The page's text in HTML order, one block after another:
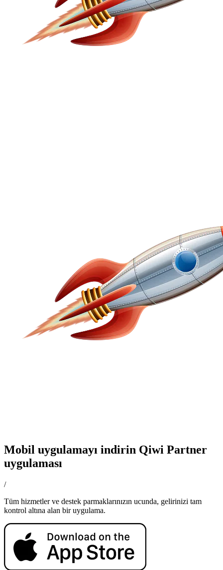
Mobil uygulamayı indirin Qiwi Partner
uygulaması
/
Tüm hizmetler ve destek parmaklarınızın ucunda, gelirinizi tam
kontrol altına alan bir uygulama.